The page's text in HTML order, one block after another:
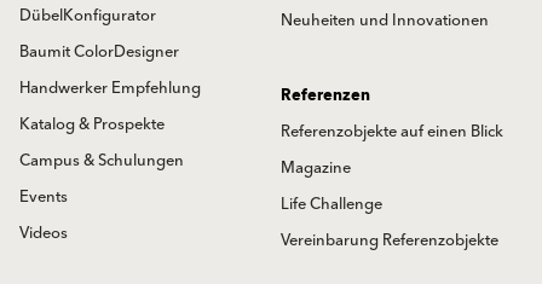
DübelKonfigurator
Baumit ColorDesigner
Handwerker Empfehlung
Katalog & Prospekte
Campus & Schulungen
Events
Videos
Neuheiten und Innovationen
Referenzen
Referenzobjekte auf einen Blick
Magazine
Life Challenge
Vereinbarung Referenzobjekte